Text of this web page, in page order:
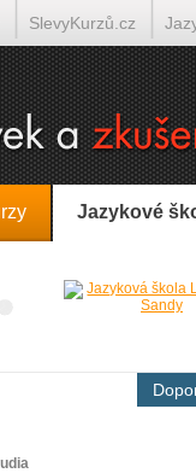
Jazykové
SlevyKurzů.cz
Tlumočení-